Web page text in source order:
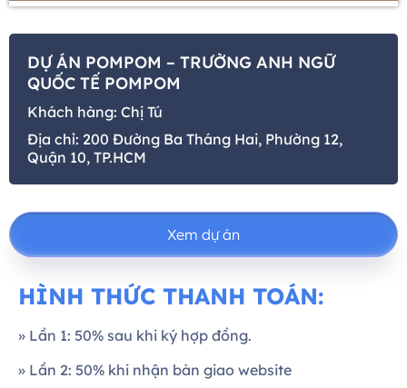
DỰ ÁN POMPOM – TRƯỜNG ANH NGỮ
QUỐC TẾ POMPOM
Khách hàng: Chị Tú
Địa chỉ: 200 Đường Ba Tháng Hai, Phường 12,
Quận 10, TP.HCM
Xem dự án
HÌNH THỨC THANH TOÁN:
» Lần 1: 50% sau khi ký hợp đồng.
» Lần 2: 50% khi nhận bàn giao website